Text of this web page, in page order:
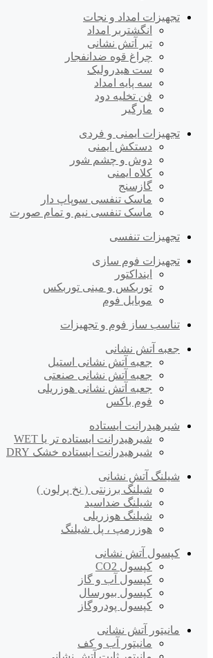
تجهیزات امداد و نجات
انگشتربر امداد
تبر آتش نشانی
چراغ قوه ضدانفجار
ست هیدرولیک
سه پایه امداد
فن تخلیه دود
مارگیر
تجهیزات ایمنی و فردی
دستکش ایمنی
دوش و چشم شور
کلاه ایمنی
گازسنج
ماسک تنفسی سوپاپ دار
ماسک تنفسی نیم و تمام صورت
تجهیزات تنفسی
تجهیزات فوم سازی
اینداکتور
توربکس و مینی توربکس
موبایل فوم
تناسب ساز فوم و تجهیزات
جعبه آتش نشانی
جعبه آتش نشانی استیل
جعبه آتش نشانی صنعتی
جعبه آتش نشانی هوزریلی
فوم باکس
شیرهیدرانت ایستاده
شیرهیدرانت ایستاده تر یا WET
شیرهیدرانت ایستاده خشک DRY
شیلنگ آتش نشانی
شیلنگ برزنتی ( نخ پرلون )
شیلنگ ضداسید
شیلنگ هوزریلی
هوزرمپ ، پل شیلنگ
کپسول آتش نشانی
کپسول CO2
کپسول آب و گاز
کپسول بیورسال
کپسول پودروگاز
مانیتور آتش نشانی
مانیتور آب و کف